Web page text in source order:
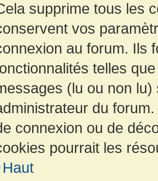
supprime tous les
vos
au forum. Ils
telles
(lu ou non
du
connexion ou de
pourrait les
Haut